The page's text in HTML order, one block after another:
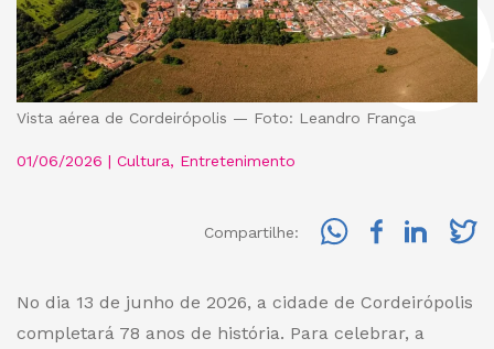
Vista aérea de Cordeirópolis — Foto: Leandro França
01/06/2026 | Cultura, Entretenimento
Compartilhe:
No dia 13 de junho de 2026, a cidade de Cordeirópolis
completará 78 anos de história. Para celebrar, a